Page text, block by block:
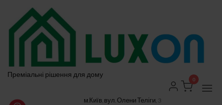
Перейти
вмісту
Преміальні рішення для дому
м.Київ, вул. Олени Теліги, 3
0